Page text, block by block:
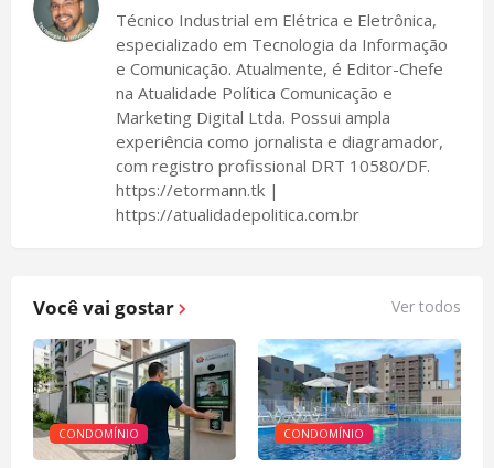
Técnico Industrial em Elétrica e Eletrônica,
especializado em Tecnologia da Informação
e Comunicação. Atualmente, é Editor-Chefe
na Atualidade Política Comunicação e
Marketing Digital Ltda. Possui ampla
experiência como jornalista e diagramador,
com registro profissional DRT 10580/DF.
https://etormann.tk |
https://atualidadepolitica.com.br
Você vai gostar Ver todos
CONDOMÍNIO CONDOMÍNIO